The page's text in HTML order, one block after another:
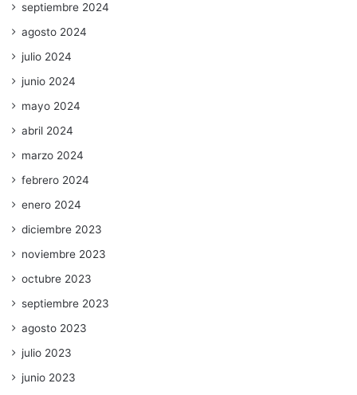
septiembre 2024
agosto 2024
julio 2024
junio 2024
mayo 2024
abril 2024
marzo 2024
febrero 2024
enero 2024
diciembre 2023
noviembre 2023
octubre 2023
septiembre 2023
agosto 2023
julio 2023
junio 2023